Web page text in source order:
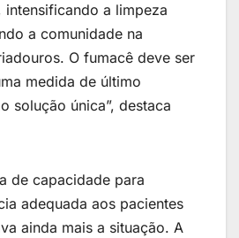
intensificando a limpeza
a comunidade na
O fumacê deve ser
medida de último
solução única”, destaca
de capacidade para
adequada aos pacientes
ainda mais a situação. A